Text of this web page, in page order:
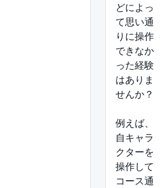
どによっ
て思い通
りに操作
できなか
った経験
はありま
せんか？
例えば、
自キャラ
クターを
操作して
コース通